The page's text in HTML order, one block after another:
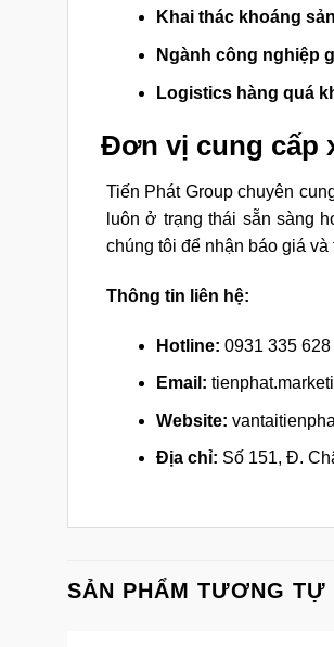
Khai thác khoáng
Ngành công nghiệp
Logistics hàng quá
Đơn vị cung cấp
Tiến Phát Group chuyên
luôn ở trạng thái sẵn sàng
chúng tôi để nhận báo giá
Thông tin liên hệ:
Hotline: 0931 335 628
Email:
Website:
Địa chỉ: Số 151, Đ.
SẢN PHẨM TƯƠNG TỰ